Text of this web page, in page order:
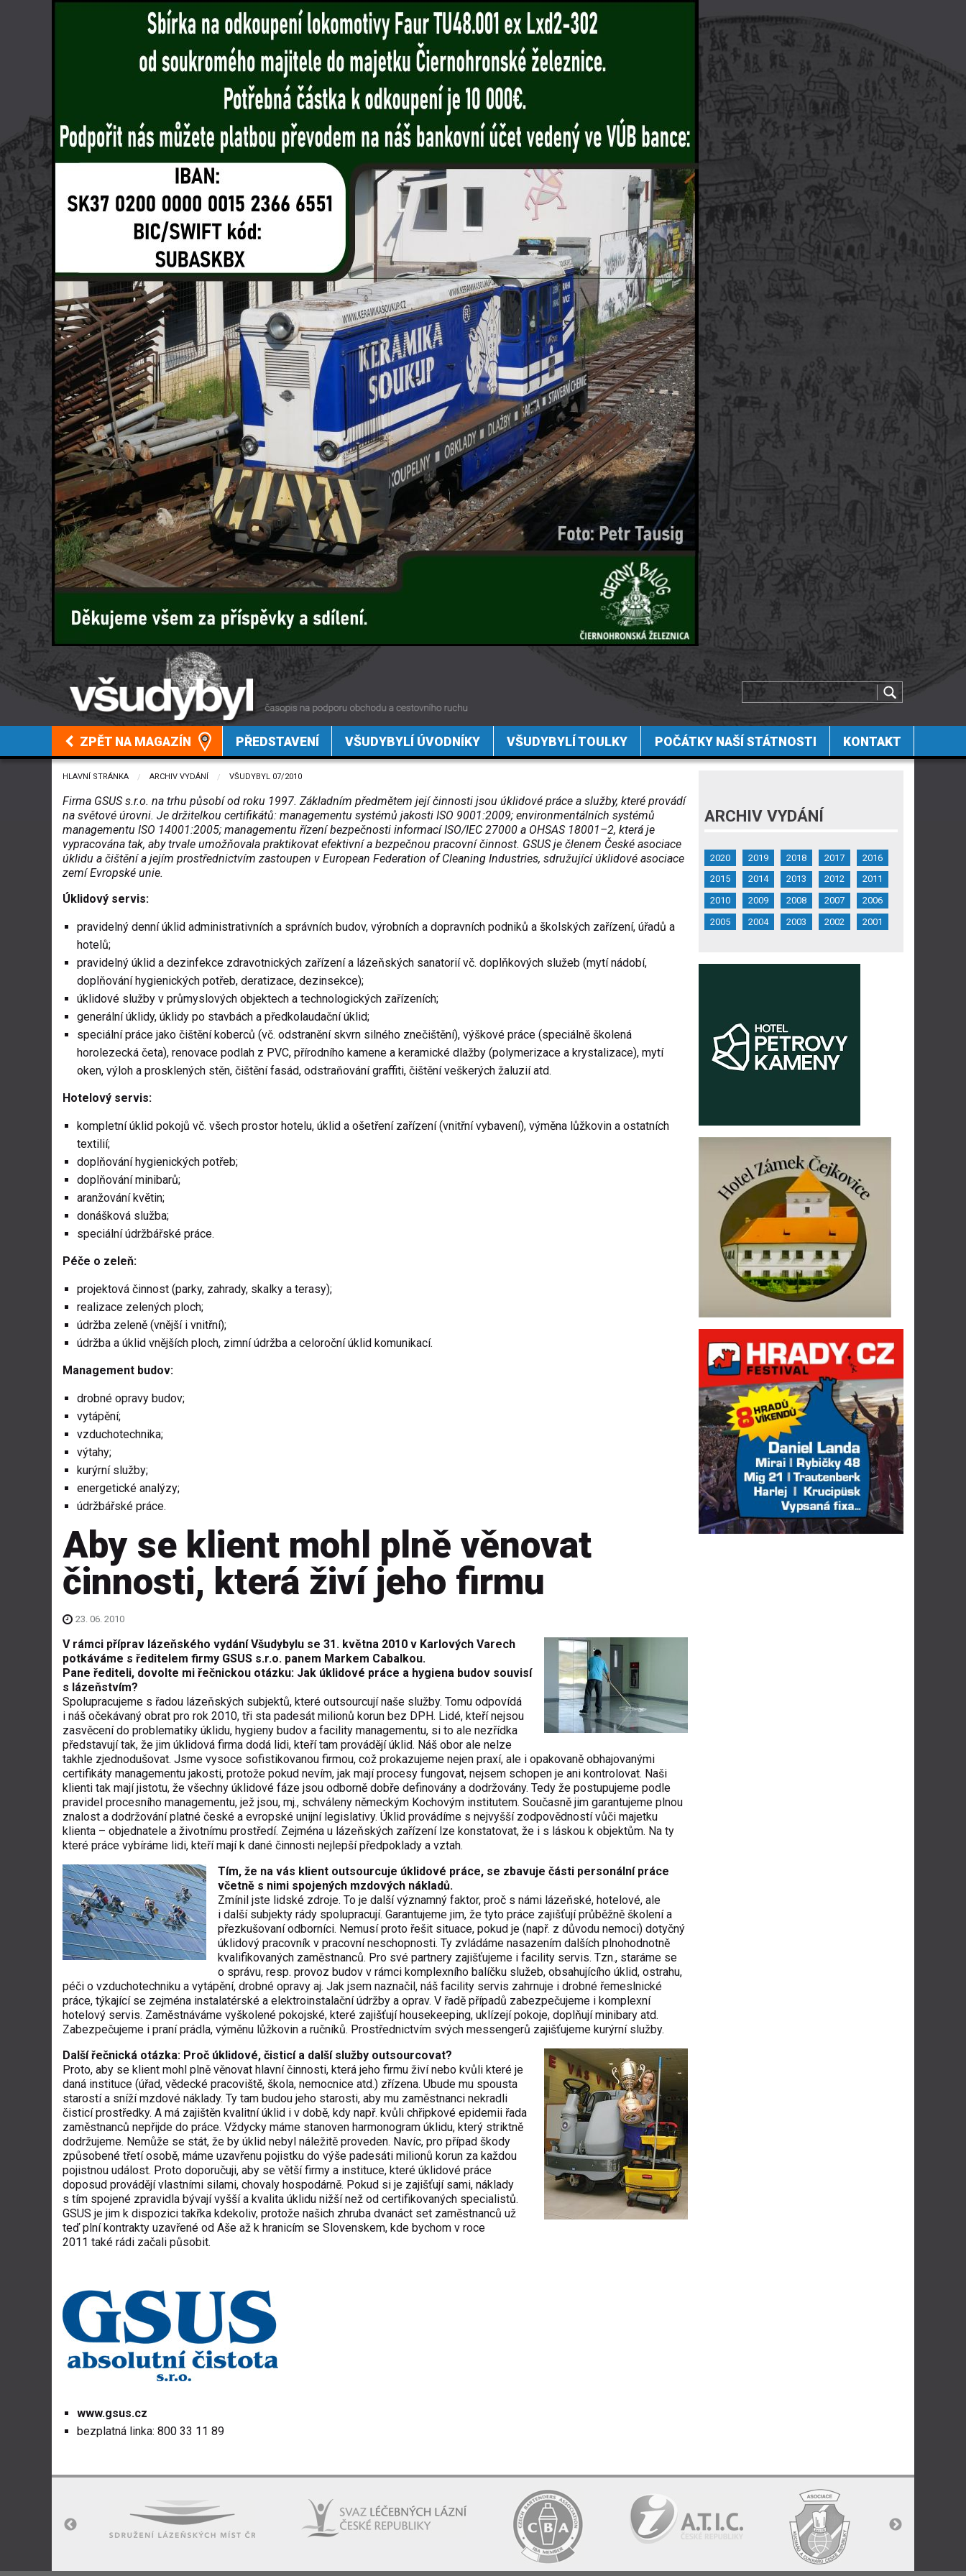
ZPĚT NA MAGAZÍN PŘEDSTAVENÍ VŠUDYBYLÍ ÚVODNÍKY VŠUDYBYLÍ TOULKY POČÁTKY NAŠÍ STÁTNOSTI KONTAKT
HLAVNÍ STRÁNKA ARCHIV VYDÁNÍ VŠUDYBYL 07/2010
Firma GSUS s.r.o. na trhu působí od roku 1997. Základním předmětem její činnosti jsou úklidové práce a služby, které provádí
na světové úrovni. Je držitelkou certifikátů: managementu systémů jakosti ISO 9001:2009; environmentálních systémů
managementu ISO 14001:2005; managementu řízení bezpečnosti informací ISO/IEC 27000 a OHSAS 18001–2, která je
vypracována tak, aby trvale umožňovala praktikovat efektivní a bezpečnou pracovní činnost. GSUS je členem České asociace
úklidu a čištění a jejím prostřednictvím zastoupen v European Federation of Cleaning Industries, sdružující úklidové asociace
zemí Evropské unie.
Úklidový servis:
pravidelný denní úklid administrativních a správních budov, výrobních a dopravních podniků a školských zařízení, úřadů a
hotelů;
pravidelný úklid a dezinfekce zdravotnických zařízení a lázeňských sanatorií vč. doplňkových služeb (mytí nádobí,
doplňování hygienických potřeb, deratizace, dezinsekce);
úklidové služby v průmyslových objektech a technologických zařízeních;
generální úklidy, úklidy po stavbách a předkolaudační ú­klid;
speciální práce jako čištění koberců (vč. odstranění skvrn silného znečištění), výškové práce (speciálně školená
horolezecká četa), renovace podlah z PVC, přírodního kamene a keramické dlažby (polymerizace a krystalizace), mytí
oken, výloh a prosklených stěn, čištění fasád, odstraňování graffiti, čištění veškerých žaluzií atd.
Hotelový servis:
kompletní úklid pokojů vč. všech prostor hotelu, úklid a ošetření zařízení (vnitřní vybavení), výměna lůžkovin a ostatních
textilií;
doplňování hygienických potřeb;
doplňování minibarů;
aranžování květin;
donášková služba;
speciální údržbářské práce.
Péče o zeleň:
projektová činnost (parky, zahrady, skalky a terasy);
realizace zelených ploch;
údržba zeleně (vnější i vnitřní);
údržba a úklid vnějších ploch, zimní údržba a celoroční úklid komunikací.
Management budov:
drobné opravy budov;
vytápění;
vzduchotechnika;
výtahy;
kurýrní služby;
energetické analýzy;
údržbářské práce.
Aby se klient mohl plně věnovat
činnosti, která živí jeho firmu
23. 06. 2010
V rámci příprav lázeňského vydání Všudybylu se 31. května 2010 v Karlových Varech
potkáváme s ředitelem firmy GSUS s.r.o. panem Markem Cabalkou.
Pane řediteli, dovolte mi řečnickou otázku: Jak úklidové práce a hygiena budov souvisí
s lázeňstvím?
Spolupracujeme s řadou lázeňských subjektů, které outsourcují naše služby. Tomu odpovídá
i náš očekávaný obrat pro rok 2010, tři sta padesát milionů korun bez DPH. Lidé, kteří nejsou
zasvěcení do problematiky úklidu, hygieny budov a facility managementu, si to ale nezřídka
představují tak, že jim úklidová firma dodá lidi, kteří tam provádějí úklid. Náš obor ale nelze
takhle zjednodušovat. Jsme vysoce sofistikovanou firmou, což prokazujeme nejen praxí, ale i opakovaně obhajovanými
certifikáty managementu jakosti, protože pokud nevím, jak mají procesy fungovat, nejsem schopen je ani kontrolovat. Naši
klienti tak mají jistotu, že všechny úklidové fáze jsou odborně dobře definovány a dodržovány. Tedy že postupujeme podle
pravidel procesního managementu, jež jsou, mj., schváleny německým Kochovým institutem. Současně jim garantujeme plnou
znalost a dodržování platné české a evropské unijní legislativy. Úklid provádíme s nejvyšší zodpovědností vůči majetku
klienta – objednatele a životnímu prostředí. Zejména u lázeňských zařízení lze konstatovat, že i s láskou k objektům. Na ty
které práce vybíráme lidi, kteří mají k dané činnosti nejlepší předpoklady a vztah.
Tím, že na vás klient outsourcuje úklidové práce, se zbavuje části personální práce
včetně s nimi spojených mzdových nákladů.
Zmínil jste lidské zdroje. To je další významný faktor, proč s námi lázeňské, hotelové, ale
i další subjekty rády spolupracují. Garantujeme jim, že tyto práce zajišťují průběžně školení a
přezkušovaní odborníci. Nemusí proto řešit situace, pokud je (např. z důvodu nemoci) dotyčný
úklidový pracovník v pracovní neschopnosti. Ty zvládáme nasazením dalších plnohodnotně
kvalifikovaných zaměstnanců. Pro své partnery zajišťujeme i facility servis. Tzn., staráme se
o správu, resp. provoz budov v rámci komplexního balíčku služeb, obsahujícího úklid, ostrahu,
péči o vzduchotechniku a vytápění, drobné opravy aj. Jak jsem naznačil, náš facility servis zahrnuje i drobné řemeslnické
práce, týkající se zejména instalatérské a elektroinstalační údržby a oprav. V řadě případů zabezpečujeme i komplexní
hotelový servis. Zaměstnáváme vyškolené pokojské, které zajišťují housekeeping, uklízejí pokoje, doplňují minibary atd.
Zabezpečujeme i praní prádla, výměnu lůžkovin a ručníků. Prostřednictvím svých messengerů zajišťujeme kurýrní služby.
Další řečnická otázka: Proč úklidové, čisticí a další služby outsourcovat?
Proto, aby se klient mohl plně věnovat hlavní činnosti, která jeho firmu živí nebo kvůli které je
daná instituce (úřad, vědecké pracoviště, škola, nemocnice atd.) zřízena. Ubude mu spousta
starostí a sníží mzdové náklady. Ty tam budou jeho starosti, aby mu zaměstnanci nekradli
čisticí prostředky. A má zajištěn kvalitní úklid i v době, kdy např. kvůli chřipkové epidemii řada
zaměstnanců nepřijde do práce. Vždycky máme stanoven harmonogram úklidu, který striktně
dodržujeme. Nemůže se stát, že by úklid nebyl náležitě proveden. Navíc, pro případ škody
způsobené třetí osobě, máme uzavřenu pojistku do výše padesáti milionů korun za každou
pojistnou událost. Proto doporučuji, aby se větší firmy a instituce, které úklidové práce
doposud provádějí vlastními silami, chovaly hospodárně. Pokud si je zajišťují sami, náklady
s tím spojené zpravidla bývají vyšší a kvalita úklidu nižší než od certifikovaných specialistů.
GSUS je jim k dispozici takřka kdekoliv, protože našich zhruba dvanáct set zaměstnanců už
teď plní kontrakty uzavřené od Aše až k hranicím se Slovenskem, kde bychom v roce
2011 také rádi začali působit.
www.gsus.cz
bezplatná linka: 800 33 11 89
ARCHIV VYDÁNÍ
2020 2019 2018 2017
2016
2015
2014 2013 2012
2011
2010
2009 2008 2007
2006
2005
2004 2003 2002 2001